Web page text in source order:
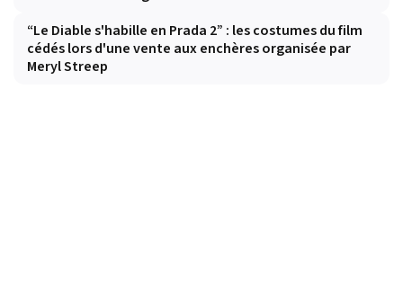
“Le Diable s'habille en Prada 2” : les costumes du film
cédés lors d'une vente aux enchères organisée par
Meryl Streep